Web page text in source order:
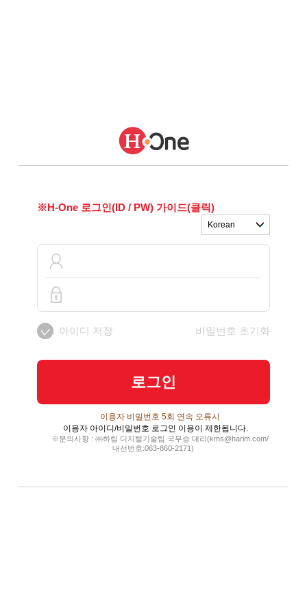
※H-One 로그인(ID / PW) 가이드(클릭)
아이디 저장 비밀번호 초기화
로그인
이용자 비밀번호 5회 연속 오류시
이용자 아이디/비밀번호 로그인 이용이 제한됩니다.
※문의사항 : ㈜하림 디지털기술팀 국무승 대리(kms@harim.com/
내선번호:063-860-2171)